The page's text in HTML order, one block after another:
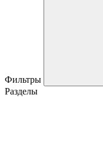
Фильтры
Разделы